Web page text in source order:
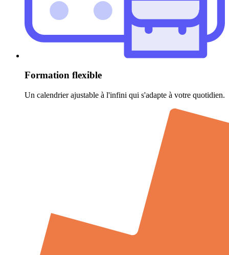
Formation flexible
Un calendrier ajustable à l'infini qui s'adapte à votre quotidien.